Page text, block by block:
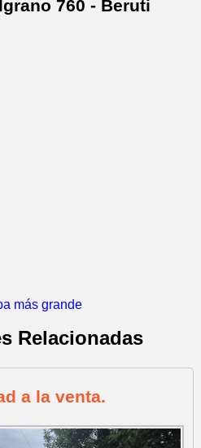
760 - Beruti
más grande
Relacionadas
a la venta.